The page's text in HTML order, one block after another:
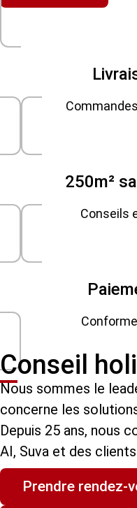
250m²
Conseils
Conforme
Conseil
Nous sommes le
concerne les
Depuis 25 ans, nous
AI, Suva et des
Prendre rendez-